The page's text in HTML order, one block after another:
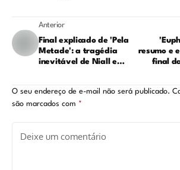
Anterior
Final explicado de 'Pela
Metade': a tragédia
inevitável de Niall e
resumo e
final
O seu endereço de e-mail não será publicado.
são marcados com *